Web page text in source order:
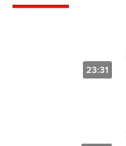
23:31